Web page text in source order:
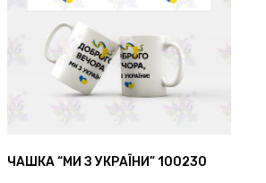
ЧАШКА “МИ З УКРАЇНИ” 100230